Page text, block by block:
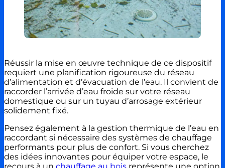
Réussir la mise en œuvre technique de ce dispositif
requiert une planification rigoureuse du réseau
d’alimentation et d’évacuation de l’eau. Il convient de
raccorder l’arrivée d’eau froide sur votre réseau
domestique ou sur un tuyau d’arrosage extérieur
solidement fixé.
Pensez également à la gestion thermique de l’eau en
raccordant si nécessaire des systèmes de chauffage
performants pour plus de confort. Si vous cherchez
des idées innovantes pour équiper votre espace, le